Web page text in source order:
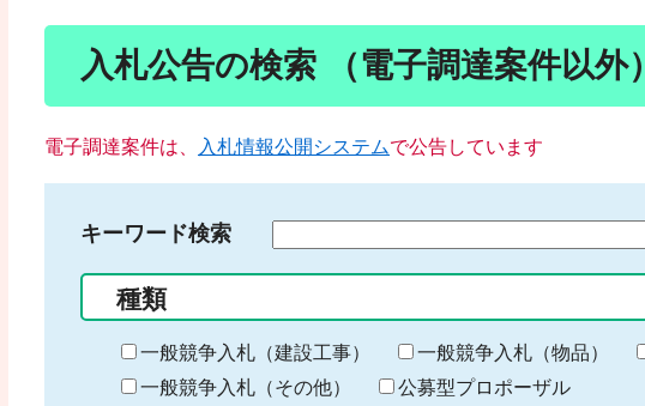
入札公告の検索 （電子調達案件以外）
電子調達案件は、 入札情報公開システムで公告しています
キーワード検索
る
キ
ー
種類
一般競争入札（建設工事） 一般競争入札（物品）
一般競争入札（その他）
公募型プロポーザル